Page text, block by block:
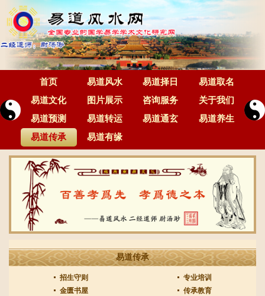
首页 易道风水 易道择日
易道取名
易道文化
图片展示 咨询服务
关于我们
易道预测
易道转运 易道通玄
易道养生
易道传承
易道有缘
易道传承
招生守则
专业培训
金匮书屋
传承教育